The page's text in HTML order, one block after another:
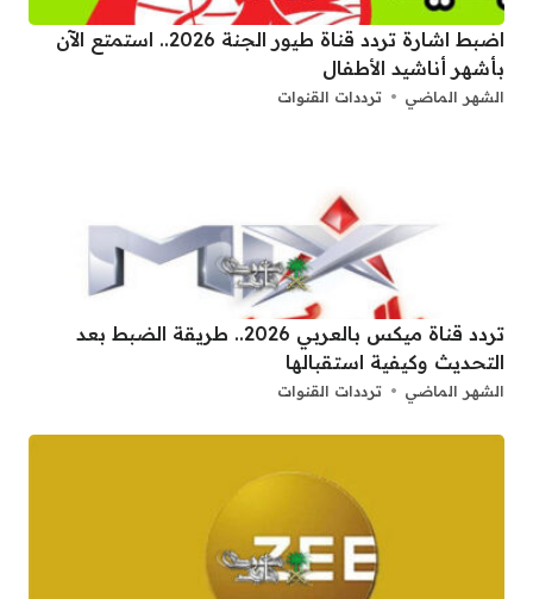
اضبط اشارة تردد قناة طيور الجنة 2026.. استمتع الآن
بأشهر أناشيد الأطفال
الشهر الماضي ترددات القنوات
تردد قناة ميكس بالعربي 2026.. طريقة الضبط بعد
التحديث وكيفية استقبالها
الشهر الماضي ترددات القنوات